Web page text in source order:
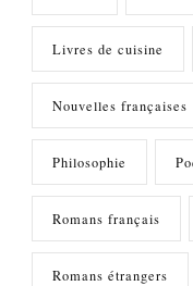
Livres de cuisine
Nouvelles françaises
Philosophie
Romans français
Romans étrangers